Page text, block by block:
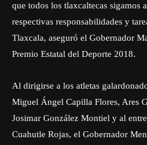
que todos los tlaxcaltecas sigamos
respectivas responsabilidades y
Tlaxcala, aseguró el Gobernador
Premio Estatal del Deporte 2018.
Al dirigirse a los atletas
Miguel Ángel Capilla Flores, Ares
Josimar González Montiel y al
Cuahutle Rojas, el Gobernador